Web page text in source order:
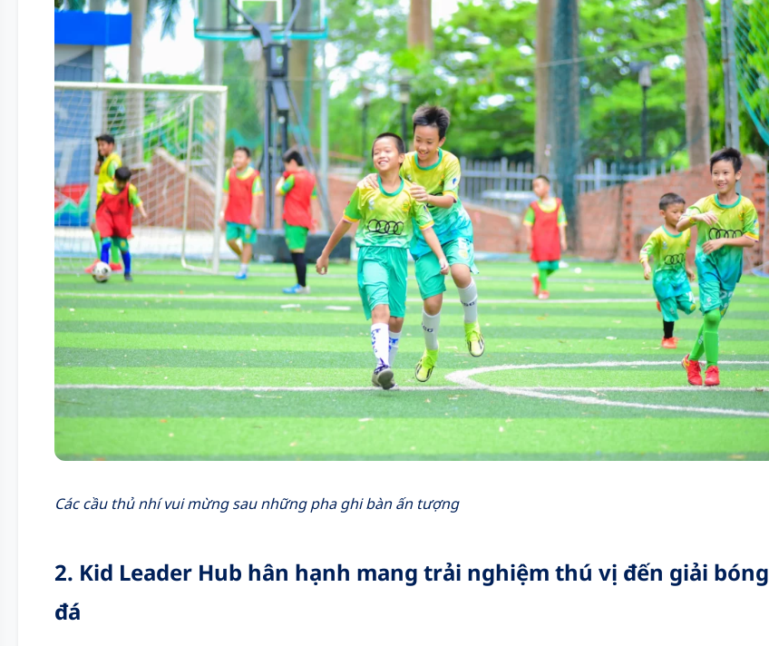
Các cầu thủ nhí vui mừng sau những pha ghi bàn ấn tượng
2. Kid Leader Hub hân hạnh mang trải nghiệm thú vị đến giải bóng
đá